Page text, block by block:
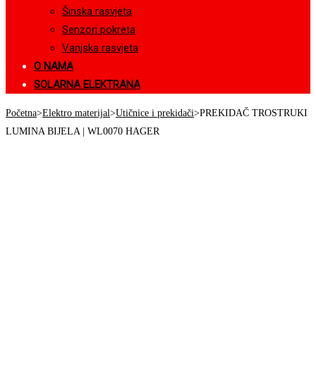
Šinska rasvjeta
Senzori pokreta
Vanjska rasvjeta
O NAMA
SOLARNA ELEKTRANA
Početna>Elektro materijal>Utičnice i prekidači>PREKIDAČ TROSTRUKI
LUMINA BIJELA | WL0070 HAGER